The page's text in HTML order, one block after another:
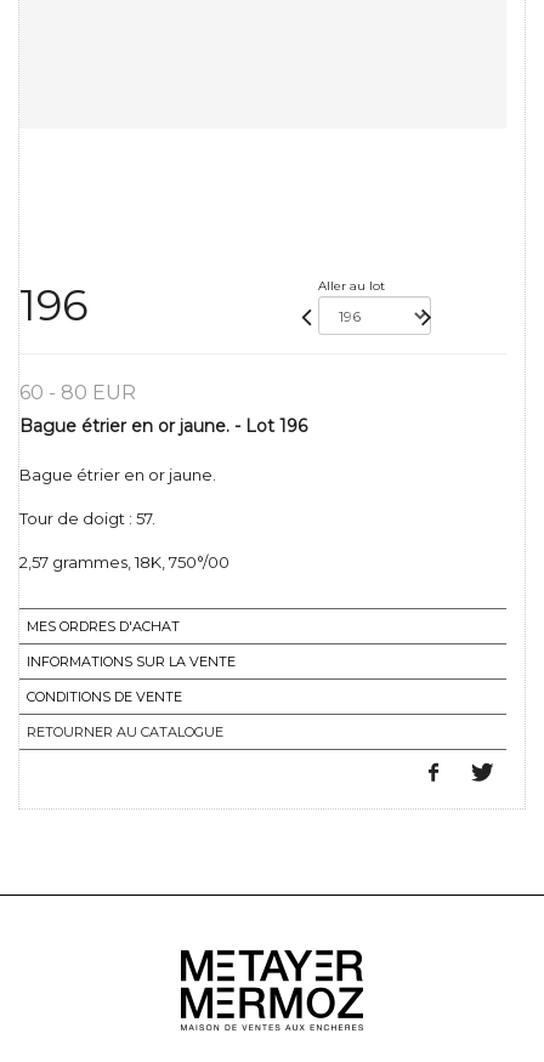
196 Aller au lot
60 - 80 EUR
Bague étrier en or jaune. - Lot 196
Bague étrier en or jaune.
Tour de doigt : 57.
2,57 grammes, 18K, 750°/00
MES ORDRES D'ACHAT
INFORMATIONS SUR LA VENTE
CONDITIONS DE VENTE
RETOURNER AU CATALOGUE